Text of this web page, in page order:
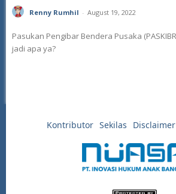
Renny Rumhil - August 19, 2022
Pasukan Pengibar Bendera Pusaka
jadi apa ya?
Kontributor Sekilas Disclaimer